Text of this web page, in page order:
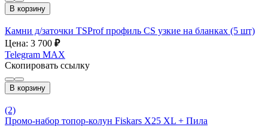
В корзину
Камни д/заточки TSProf профиль CS узкие на бланках (5 шт)
Цена: 3 700 ₽
Telegram MAX
Скопировать ссылку
В корзину
(2)
Промо-набор топор-колун Fiskars Х25 XL + Пила